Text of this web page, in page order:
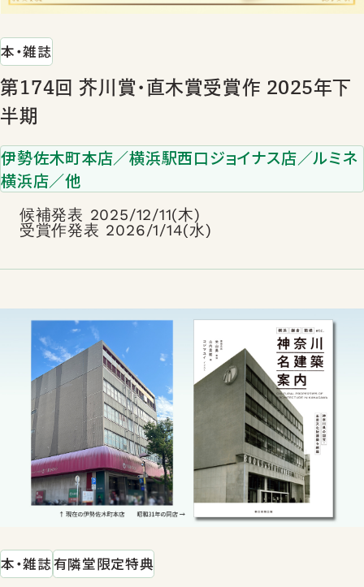
本・雑誌
第174回 芥川賞･直木賞受賞作 2025年下
半期
伊勢佐木町本店／横浜駅西口ジョイナス店／ルミネ
横浜店／他
候補発表 2025/12/11(木)
受賞作発表 2026/1/14(水)
本・雑誌有隣堂限定特典